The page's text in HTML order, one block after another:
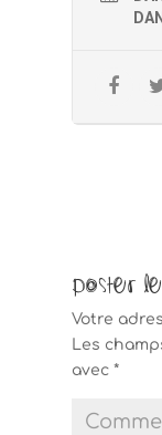
Lyon.
Pour
Poster
Votre
Les
avec *